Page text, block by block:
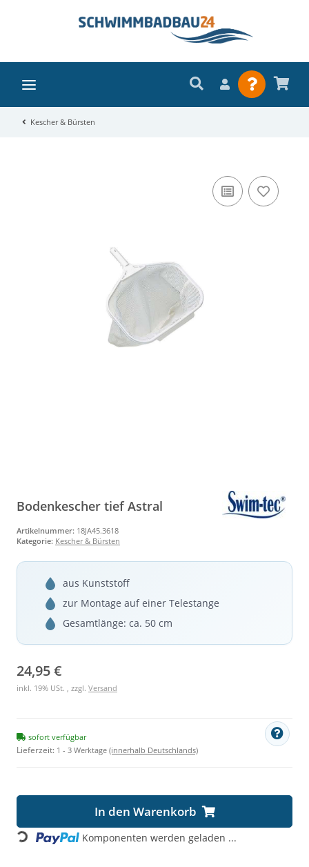
Kescher & Bürsten
Bodenkescher tief Astral
Artikelnummer: 18JA45.3618
Kategorie: Kescher & Bürsten
aus Kunststoff
zur Montage auf einer Telestange
Gesamtlänge: ca. 50 cm
24,95 €
inkl. 19% USt. , zzgl. Versand
sofort verfügbar
Lieferzeit: 1 - 3 Werktage (innerhalb Deutschlands)
In den Warenkorb
Loading... Komponenten werden geladen ...